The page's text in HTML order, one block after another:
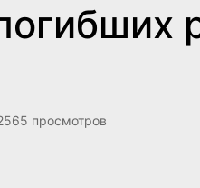
просмотров